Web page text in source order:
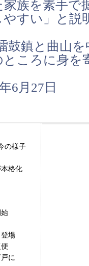
族を素手で
すい」と説
鼓鎮と曲山
ころに身を
6月27日
の様子
格化
場
に